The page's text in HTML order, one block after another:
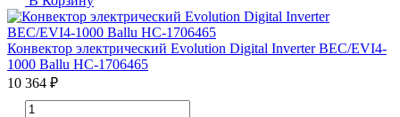
Конвектор электрический Evolution Digital Inverter BEC/EVI4-
1000 Ballu НС-1706465
10 364 ₽